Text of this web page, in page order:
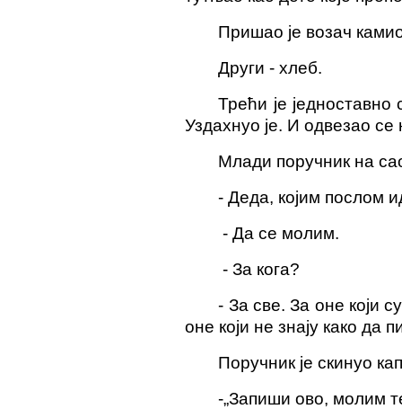
Пришао је возач
Други - хлеб.
Трећи је
Уздахнуо је. И одвезао
Млади поручник на
- Деда, којим послом
- Да се ​​молим.
- За кога?
- За све. За оне који
оне који не знају како да
Поручник је скинуо
-„Запиши ово, молим